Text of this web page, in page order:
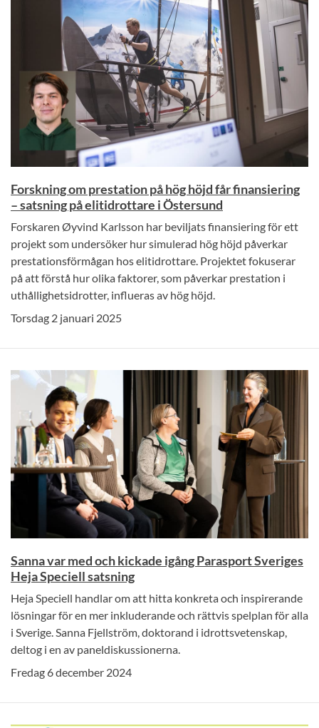
Forskning om prestation på hög höjd får finansiering
– satsning på elitidrottare i Östersund
Forskaren Øyvind Karlsson har beviljats finansiering för ett
projekt som undersöker hur simulerad hög höjd påverkar
prestationsförmågan hos elitidrottare. Projektet fokuserar
på att förstå hur olika faktorer, som påverkar prestation i
uthållighetsidrotter, influeras av hög höjd.
Torsdag 2 januari 2025
Sanna var med och kickade igång Parasport Sveriges
Heja Speciell satsning
Heja Speciell handlar om att hitta konkreta och inspirerande
lösningar för en mer inkluderande och rättvis spelplan för alla
i Sverige. Sanna Fjellström, doktorand i idrottsvetenskap,
deltog i en av paneldiskussionerna.
Fredag 6 december 2024